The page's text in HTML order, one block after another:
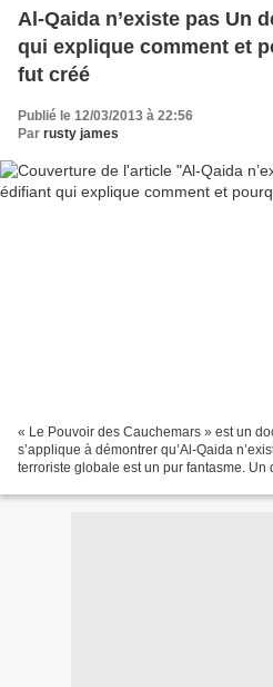
Al-Qaida n’existe pas Un
qui explique comment et
fut créé
Publié le 12/03/2013 à 22:56
Par rusty james
« Le Pouvoir des Cauchemars » est un
s’applique à démontrer qu’Al-Qaida
terroriste globale est un pur fantasme. Un